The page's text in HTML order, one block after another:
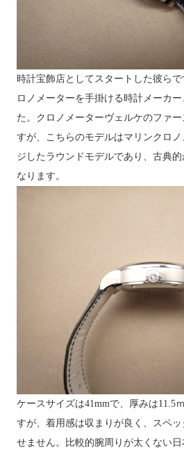
時計宝飾店としてスタートした彼ら
ロノメーターを手掛ける時計メーカ
た。クロノメーターヴェルケのファ
すが、こちらのモデルはマリンクロ
ジしたラウンドモデルであり、古典
なります。
ケースサイズは41mmで、厚みは11.5
すが、着用感は収まりが良く、スペ
せません。比較的腕周りが太くない